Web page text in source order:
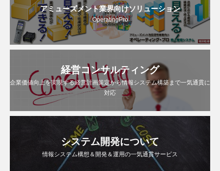
アミューズメント業界向けソリューション
OperatingPro
経営コンサルティング
企業価値向上を実現する経営計画策定から情報システム構築まで一気通貫に
対応
システム開発について
情報システム構想＆開発＆運用の一気通貫サービス